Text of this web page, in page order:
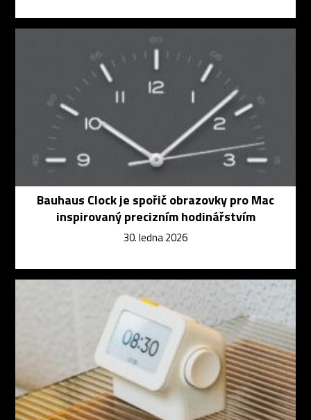
Bauhaus Clock je spořič obrazovky pro Mac
inspirovaný precizním hodinářstvím
30. ledna 2026